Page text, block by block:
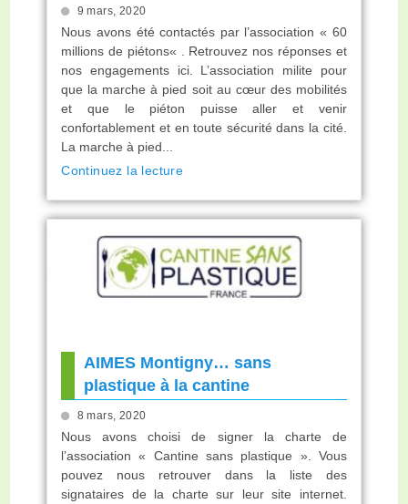
9 mars, 2020
Nous avons été contactés par l’association « 60
millions de piétons« . Retrouvez nos réponses et
nos engagements ici. L’association milite pour
que la marche à pied soit au cœur des mobilités
et que le piéton puisse aller et venir
confortablement et en toute sécurité dans la cité.
La marche à pied...
Continuez la lecture
AIMES Montigny… sans
plastique à la cantine
8 mars, 2020
Nous avons choisi de signer la charte de
l’association « Cantine sans plastique ». Vous
pouvez nous retrouver dans la liste des
signataires de la charte sur leur site internet.